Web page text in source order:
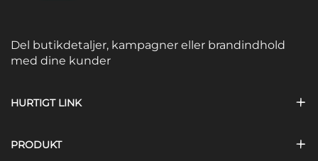
Del butikdetaljer, kampagner eller brandindhold
med dine kunder
HURTIGT LINK
PRODUKT